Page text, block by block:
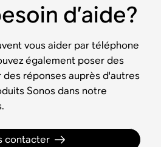
d’aide?
vous aider par téléphone
également poser des
réponses auprès d'autres
Sonos dans notre
contacter